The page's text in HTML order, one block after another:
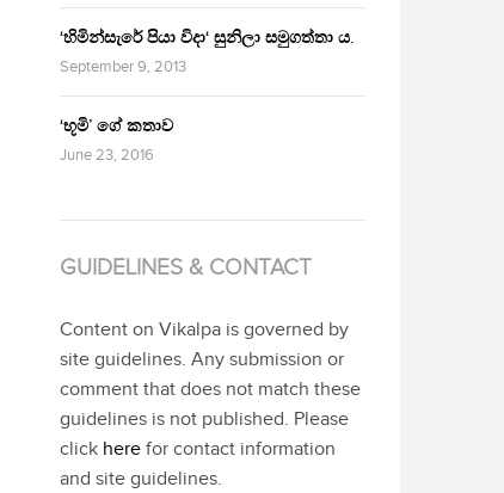
‘හිමින්සැරේ පියා විදා‘ සුනිලා සමුගත්තා ය.
September 9, 2013
‘භූමි’ ගේ කතාව
June 23, 2016
GUIDELINES & CONTACT
Content on Vikalpa is governed by
site guidelines. Any submission or
comment that does not match these
guidelines is not published. Please
click here for contact information
and site guidelines.